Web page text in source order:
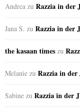
Andrea zu Razzia in der
Jana S. zu Razzia in der
the kasaan times zu
Melanie zu Razzia in
Sabine zu Razzia in der